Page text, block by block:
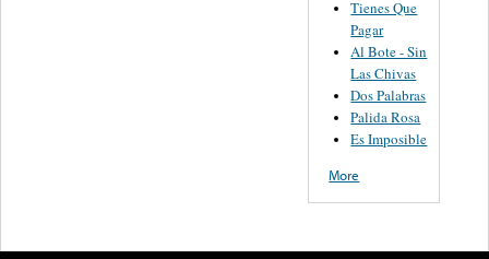
Tienes Que
Pagar
Al Bote - Sin
Las Chivas
Dos Palabras
Palida Rosa
Es Imposible
More